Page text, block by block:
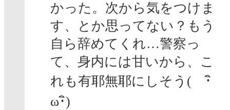
かった。次から気をつけま
す、とか思ってない？もう
自ら辞めてくれ…警察っ
て、身内には甘いから、こ
れも有耶無耶にしそう( ･ิ
ω･ิ)